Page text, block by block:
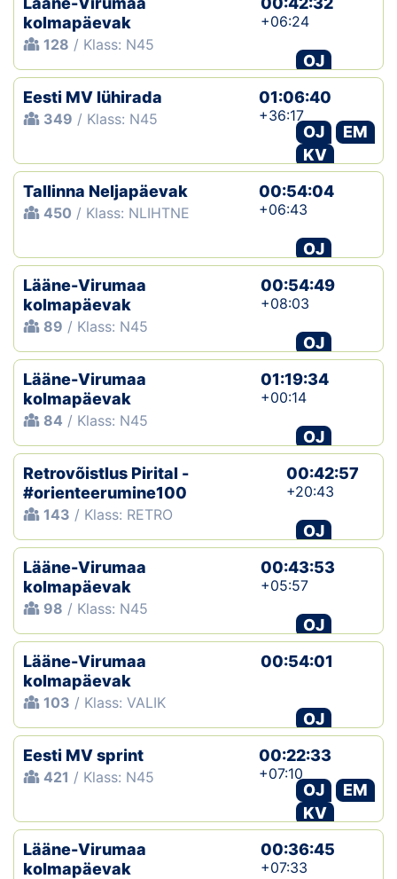
kolmapäevak
128 / Klass: N45
+06:24
OJ
Eesti MV lühirada
349 / Klass: N45
01:06:40
+36:17
OJ
EM
KV
Tallinna Neljapäevak
450 / Klass: NLIHTNE
00:54:04
+06:43
OJ
Lääne-Virumaa
kolmapäevak
89 / Klass: N45
00:54:49
+08:03
OJ
Lääne-Virumaa
kolmapäevak
84 / Klass: N45
01:19:34
+00:14
OJ
Retrovõistlus Pirital -
#orienteerumine100
143 / Klass: RETRO
00:42:57
+20:43
OJ
Lääne-Virumaa
kolmapäevak
98 / Klass: N45
00:43:53
+05:57
OJ
Lääne-Virumaa
kolmapäevak
103 / Klass: VALIK
00:54:01
OJ
Eesti MV sprint
421 / Klass: N45
00:22:33
+07:10
OJ
EM
KV
Lääne-Virumaa
kolmapäevak
00:36:45
+07:33